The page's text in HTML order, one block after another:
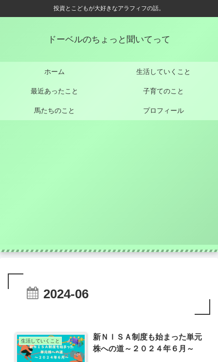
投資とこどもが大好きなアラフィフの話。
ドーベルのちょっと聞いてって
ホーム 生活していくこと
最近あったこと 子育てのこと
馬たちのこと プロフィール
2024-06
生活していくこと
新ＮＩＳＡ制度も始まった単元
株への道～２０２４年６月～